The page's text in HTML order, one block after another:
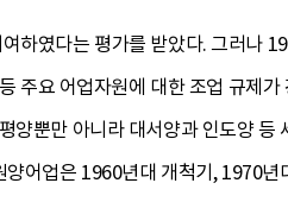
하였다는 평가를 받았다. 그러나
주요 어업자원에 대한 조업 규제
양뿐만 아니라 대서양과 인도양
어업은 1960년대 개척기, 1970